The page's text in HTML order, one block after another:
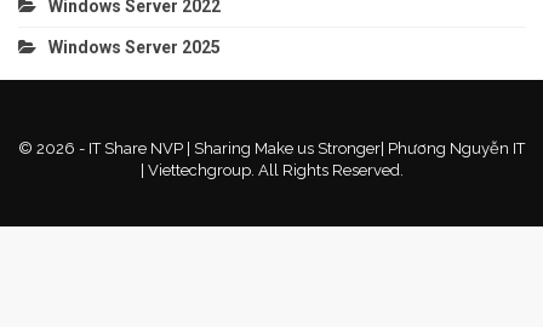
Windows Server 2022
Windows Server 2025
© 2026 - IT Share NVP | Sharing Make us Stronger| Phương Nguyễn IT
| Viettechgroup. All Rights Reserved.